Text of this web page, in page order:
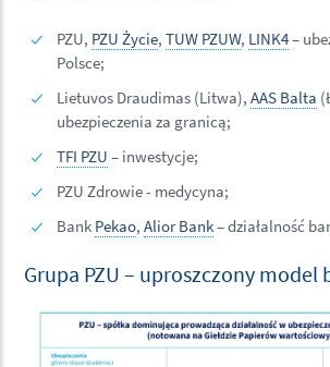
PZU, PZU Życie,TUW PZUW, LINK4–
Polsce;
Lietuvos Draudimas (Litwa),AAS Balta
ubezpieczenia za granicą;
TFI PZU – inwestycje;
PZU Zdrowie - medycyna;
Bank Pekao,Alior Bank– działalność
Grupa PZU – uproszczony model